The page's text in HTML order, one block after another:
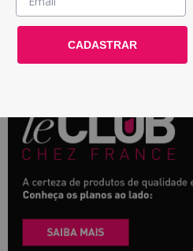
País / Região >
Le Club >CADASTRAR